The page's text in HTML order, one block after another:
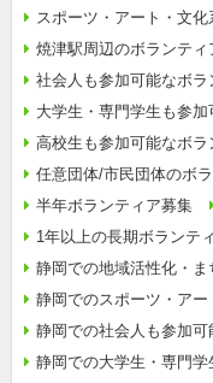
スポーツ・アート・文
焼津駅周辺のボランティ
社会人も参加可能なボラ
大学生・専門学生も参
高校生も参加可能なボラ
任意団体/市民団体のボ
半年ボランティア募集
1年以上の長期ボランテ
静岡での地域活性化・
静岡でのスポーツ・ア
静岡での社会人も参加
静岡での大学生・専門